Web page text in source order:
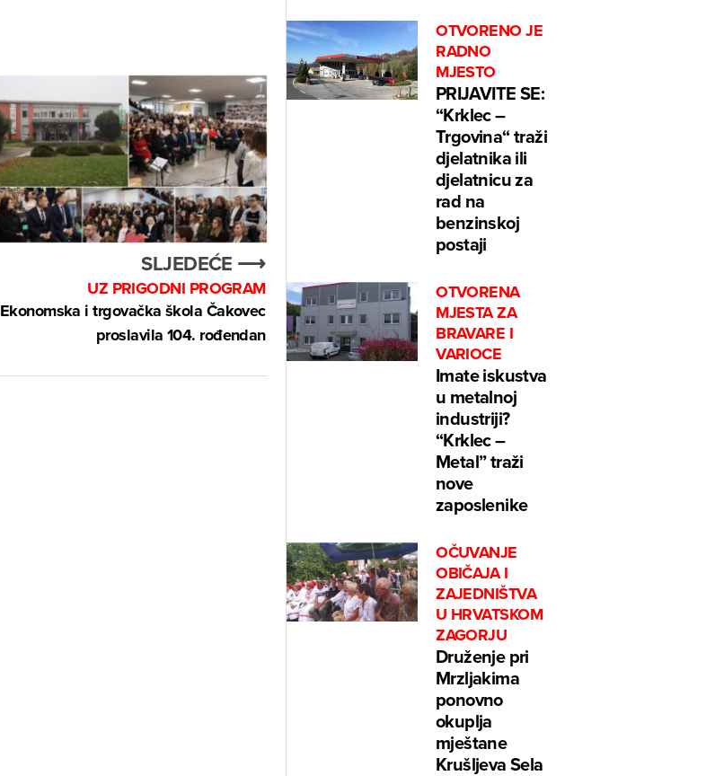
SLJEDEĆE ⟶
UZ PRIGODNI PROGRAM
Ekonomska i trgovačka škola Čakovec
proslavila 104. rođendan
OTVORENO JE
RADNO
MJESTO
PRIJAVITE SE:
“Krklec –
Trgovina“ traži
djelatnika ili
djelatnicu za
rad na
benzinskoj
postaji
OTVORENA
MJESTA ZA
BRAVARE I
VARIOCE
Imate iskustva
u metalnoj
industriji?
“Krklec –
Metal” traži
nove
zaposlenike
OČUVANJE
OBIČAJA I
ZAJEDNIŠTVA
U HRVATSKOM
ZAGORJU
Druženje pri
Mrzljakima
ponovno
okuplja
mještane
Krušljeva Sela